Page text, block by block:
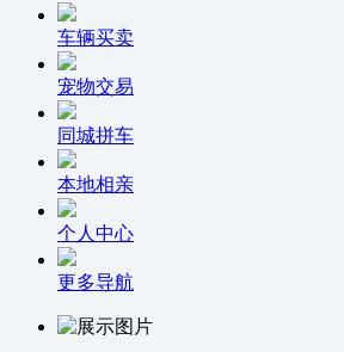
车辆买卖
宠物交易
同城拼车
本地相亲
个人中心
更多导航